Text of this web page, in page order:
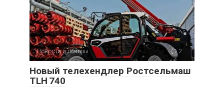
Новости и обзоры 2
Новый телехендлер Ростсельмаш
TLH 740